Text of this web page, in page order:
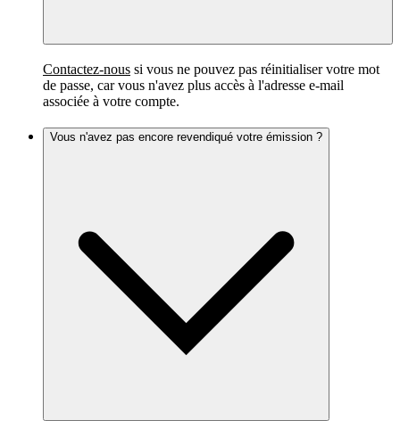
Contactez-nous si vous ne pouvez pas réinitialiser votre mot
de passe, car vous n'avez plus accès à l'adresse e-mail
associée à votre compte.
Vous n'avez pas encore revendiqué votre émission ?